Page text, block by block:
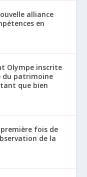
alliance
en
Olympe inscrite
du patrimoine
tant que bien
fois de
de la